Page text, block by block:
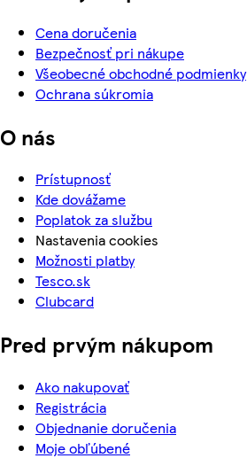
Cena doručenia
Bezpečnosť pri nákupe
Všeobecné obchodné podmienky
Ochrana súkromia
O nás
Prístupnosť
Kde dovážame
Poplatok za službu
Nastavenia cookies
Možnosti platby
Tesco.sk
Clubcard
Pred prvým nákupom
Ako nakupovať
Registrácia
Objednanie doručenia
Moje obľúbené